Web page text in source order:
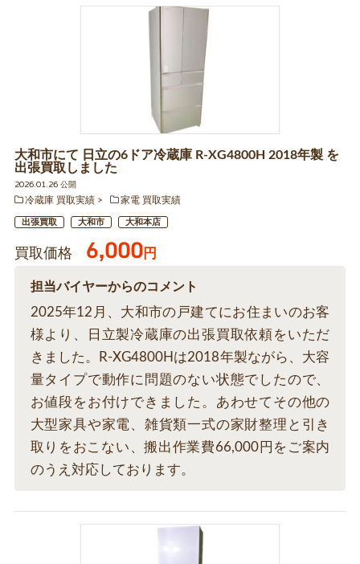
大和市にて 日立の6ドア冷蔵庫 R-XG4800H 2018年製 を
出張買取しました
2026.01.26 公開
冷蔵庫 買取実績
家電 買取実績
出張買取 大和市 大和本店
買取価格 6,000円
担当バイヤーからのコメント
2025年12月、大和市の戸建てにお住まいのお客
様より、日立製冷蔵庫の出張買取依頼をいただ
きました。R-XG4800Hは2018年製ながら、大容
量タイプで動作に問題のない状態でしたので、
お値段をお付けできました。あわせてその他の
大型家具や家電、雑貨類一式の家財整理と引き
取りをおこない、搬出作業費66,000円をご案内
のうえ対応しております。